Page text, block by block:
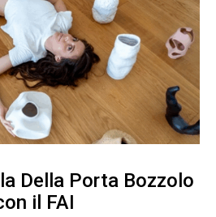
Della Porta Bozzolo
il FAI